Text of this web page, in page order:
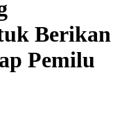
Berikan
Pemilu